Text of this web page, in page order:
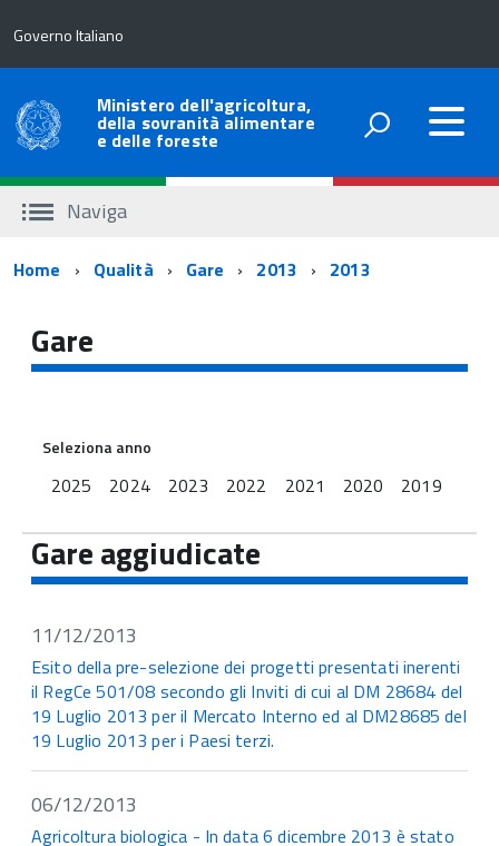
Governo Italiano
Ministero dell'agricoltura,
della sovranità alimentare
e delle foreste
Naviga
Percorso
navigazione
Home Qualità Gare 2013 2013
Gare
Seleziona anno
2025 2024 2023 2022 2021 2020 2019
Gare aggiudicate
11/12/2013
Esito della pre-selezione dei progetti presentati inerenti
il RegCe 501/08 secondo gli Inviti di cui al DM 28684 del
19 Luglio 2013 per il Mercato Interno ed al DM28685 del
19 Luglio 2013 per i Paesi terzi.
06/12/2013
Agricoltura biologica - In data 6 dicembre 2013 è stato